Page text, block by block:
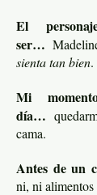
El
ser…
sienta tan bien.
Mi
día…
cama.
Antes de un
ni, ni alimentos